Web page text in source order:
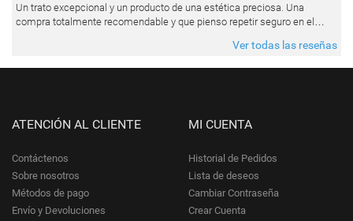
Un trato excepcional y un producto de una estética preciosa. Una
compra totalmente recomendable y que pienso repetir seguro en el
Ver todas las reseñas
ATENCIÓN AL CLIENTE
Contáctenos
Sobre nosotros
Métodos de pago
Envío y Devoluciones
MI CUENTA
Historial de Pedidos
Lista de deseos
Cambiar Contraseña
Crear Cuenta